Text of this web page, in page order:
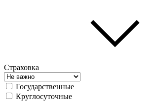
Страховка
Государственные
Круглосуточные